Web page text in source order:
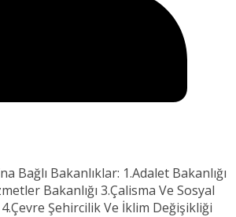
Bağlı Bakanlıklar: 1.Adalet Bakanlığı
Bakanlığı 3.Çalisma Ve Sosyal
Şehircilik Ve İklim Değişikliği